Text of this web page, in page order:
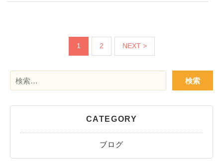
1 2 NEXT >
検
CATEGORY
ブログ